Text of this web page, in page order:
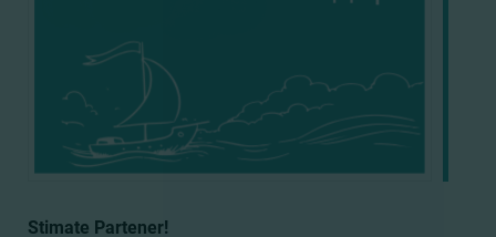
Stimate Partener!